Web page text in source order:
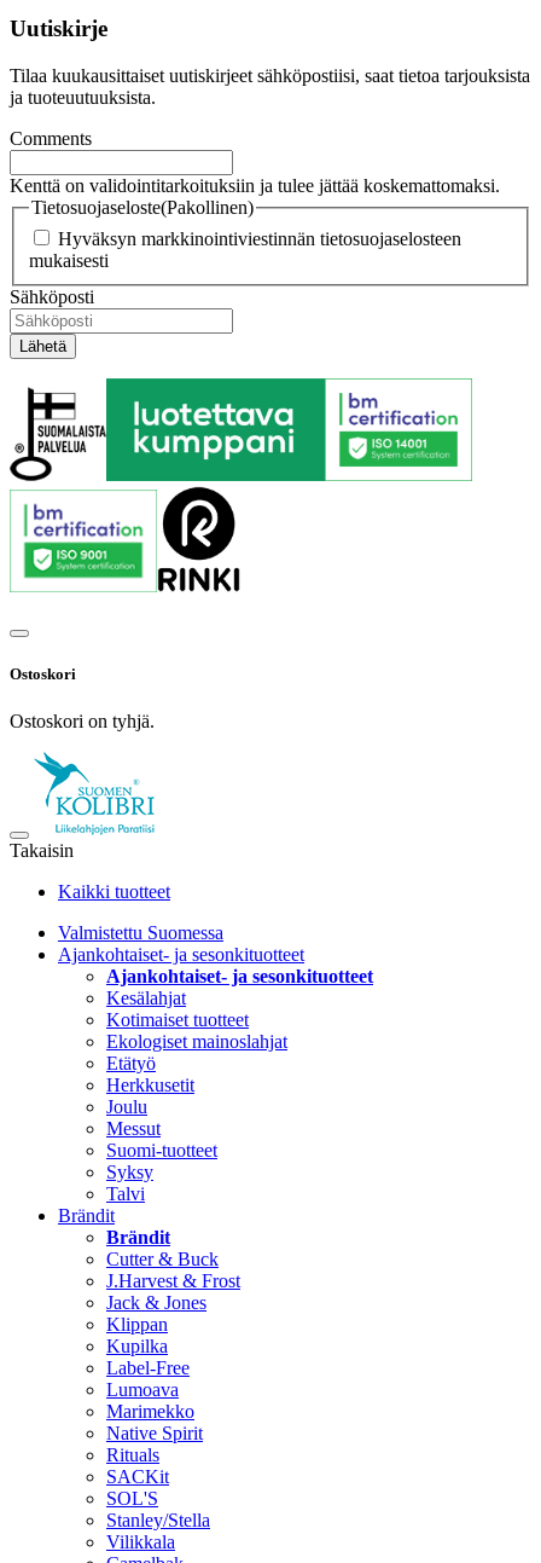
Uutiskirje
Tilaa kuukausittaiset uutiskirjeet sähköpostiisi, saat tietoa tarjouksista
ja tuoteuutuuksista.
Comments
Kenttä on validointitarkoituksiin ja tulee jättää koskemattomaksi.
Tietosuojaseloste(Pakollinen)
Hyväksyn markkinointiviestinnän tietosuojaselosteen
mukaisesti
Sähköposti
Ostoskori
Ostoskori on tyhjä.
Takaisin
Kaikki tuotteet
Valmistettu Suomessa
Ajankohtaiset- ja sesonkituotteet
Ajankohtaiset- ja sesonkituotteet
Kesälahjat
Kotimaiset tuotteet
Ekologiset mainoslahjat
Etätyö
Herkkusetit
Joulu
Messut
Suomi-tuotteet
Syksy
Talvi
Brändit
Brändit
Cutter & Buck
J.Harvest & Frost
Jack & Jones
Klippan
Kupilka
Label-Free
Lumoava
Marimekko
Native Spirit
Rituals
SACKit
SOL'S
Stanley/Stella
Vilikkala